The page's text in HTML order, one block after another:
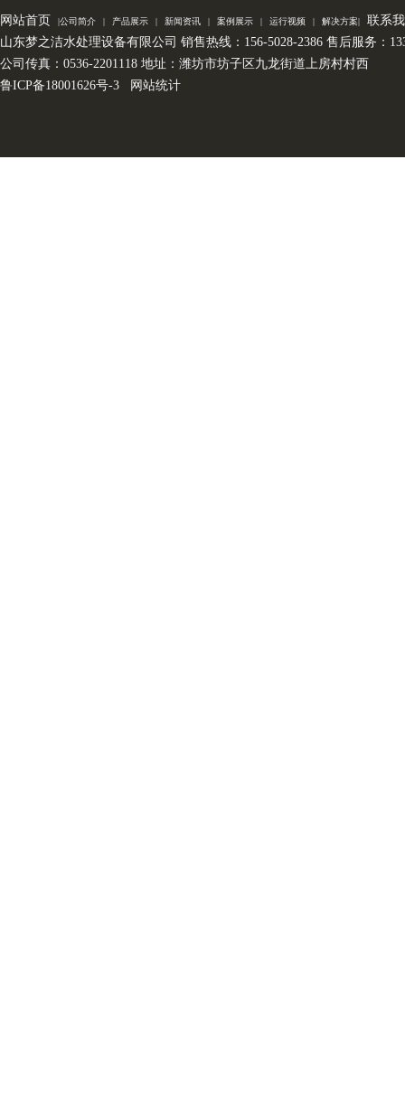
网站首页 |公司简介 | 产品展示 | 新闻资讯 | 案例展示 | 运行视频 | 解决方案|
联系
山东梦之洁水处理设备有限公司 销售热线：156-5028-2386 售后服务：
公司传真：0536-2201118 地址：潍坊市坊子区九龙街道上房村村西
鲁ICP备18001626号-3
网站统计